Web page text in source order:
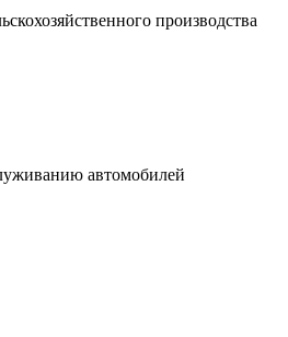
производства
автомобилей